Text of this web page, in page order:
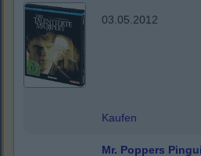
03.05.2012
Kaufen
Mr. Poppers